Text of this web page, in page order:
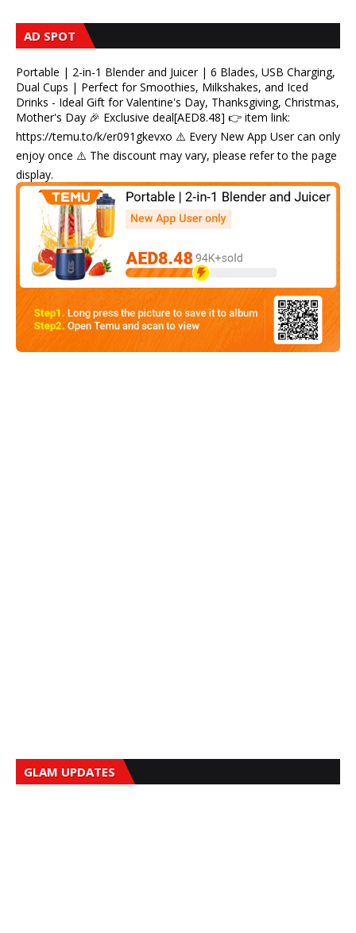
AD SPOT
Portable | 2-in-1 Blender and Juicer | 6 Blades, USB Charging,
Dual Cups | Perfect for Smoothies, Milkshakes, and Iced
Drinks - Ideal Gift for Valentine's Day, Thanksgiving, Christmas,
Mother's Day 🎉 Exclusive deal[AED8.48] 👉 item link:
https://temu.to/k/er091gkevxo ⚠️ Every New App User can only
enjoy once ⚠️ The discount may vary, please refer to the page
display.
GLAM UPDATES